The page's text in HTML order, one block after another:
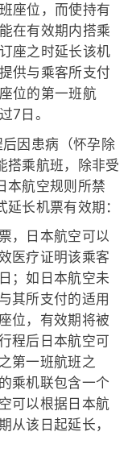
座位，而使持有
在有效期内搭乘
座之时延长该机
供与乘客所支付
位的第一班航
7日。
因患病（怀孕除
搭乘航班，除非受
本航空规则所禁
长机票有效期：
，日本航空可以
医疗证明该乘客
；如日本航空未
其所支付的适用
位，有效期将被
程后日本航空可
第一班航班之
乘机联包含一个
可以根据日本航
从该日起延长，